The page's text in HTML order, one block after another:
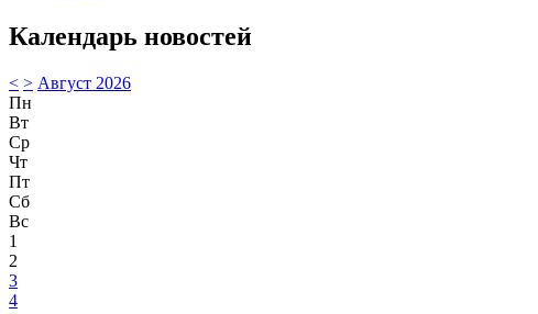
Календарь новостей
< > Август 2026
Пн
Вт
Ср
Чт
Пт
Сб
Вс
1
2
3
4